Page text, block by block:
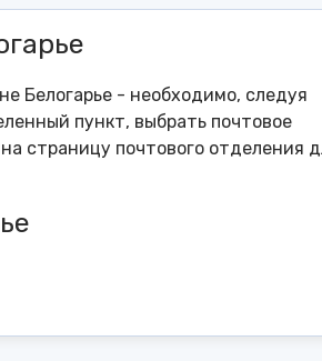
Белогарье - необходимо, следуя
пункт, выбрать почтовое
страницу почтового отделения